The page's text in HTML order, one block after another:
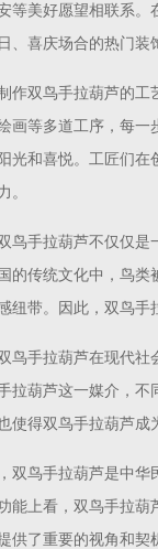
等美好愿望相联系。
、喜庆场合的热门装
作双鸟手拉葫芦的工
画等多道工序，每一
光和喜悦。工匠们在
。
鸟手拉葫芦不仅仅是
的传统文化中，鸟类
纽带。因此，双鸟手
鸟手拉葫芦在现代社
拉葫芦这一媒介，不
使得双鸟手拉葫芦成
，双鸟手拉葫芦是中
能上看，双鸟手拉葫
供了重要的视角和契